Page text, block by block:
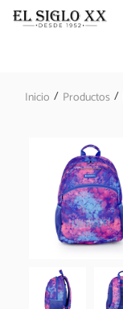
Inicio / Productos /